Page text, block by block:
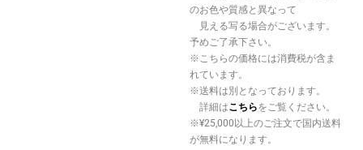
のお色や質感と異なって
見える写る場合がございます。
予めご了承下さい。
※こちらの価格には消費税が含ま
れています。
※送料は別となっております。
詳細はこちらをご覧ください。
※¥25,000以上のご注文で国内送料
が無料になります。